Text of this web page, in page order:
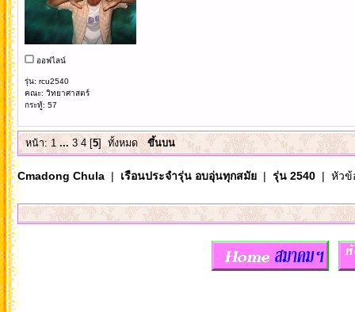
ออฟไลน์
รุ่น: rcu2540
คณะ: วิทยาศาสตร์
กระทู้: 57
หน้า:1 ... 3 4[5] ทั้งหมด ขึ้นบน
Cmadong Chula| เรือนประจำรุ่น อบอุ่นทุกสมัย| รุ่น 2540| หัวข้